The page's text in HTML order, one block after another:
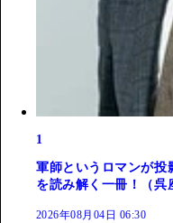
1
軍師というロマンが投
を読み解く一冊！（呉
2026年08月04日 06:30